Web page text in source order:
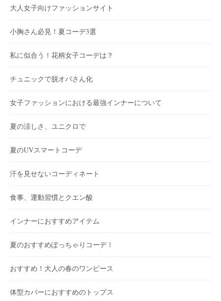
大人女子向けファッションサイト
小胸さん必見！夏コーデ3選
私に似合う！花柄女子コーデは？
チュニックで脱オバさん化
女子ファッションにおける最強インナーについて
夏の涼しさ、ユニクロで
夏のUVスマートコーデ
汗を見せないコーディネート
食事、運動習慣とクエン酸
インナーにおすすめアイテム
夏のおすすめぽっちゃりコーデ！
おすすめ！大人の春のワンピース
体型カバーにおすすめのトップス